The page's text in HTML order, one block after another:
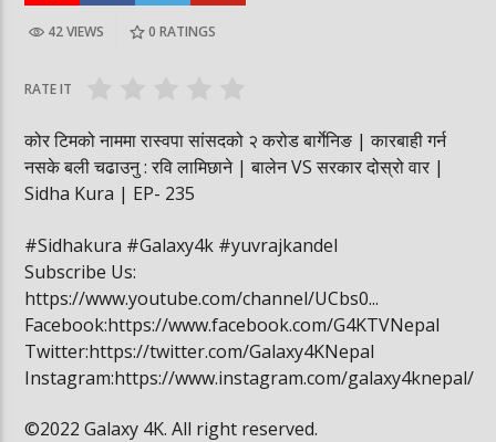
पूर्व लडाकु लेनिनको भूमिमा | महानगरमा माथापच्ची |
42 VIEWS 0 RATINGS
RATE IT
कोर टिमको नाममा रास्वपा सांसदको २ करोड बार्गेनिङ | कारबाही गर्न
नसके बली चढाउनु : रवि लामिछाने | बालेन VS सरकार दोस्रो वार |
Sidha Kura | EP- 235
#Sidhakura #Galaxy4k #yuvrajkandel
Subscribe Us:
https://www.youtube.com/channel/UCbs0...
Facebook:https://www.facebook.com/G4KTVNepal
Twitter:https://twitter.com/Galaxy4KNepal
Instagram:https://www.instagram.com/galaxy4knepal/
©2022 Galaxy 4K. All right reserved.